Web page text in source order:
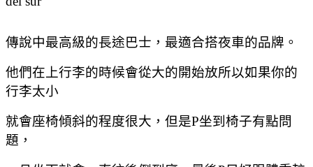
傳說中最高級的長途巴士，最適合搭夜車的品牌。
他們在上行李的時候會從大的開始放所以如果你的
行李太小
就會座椅傾斜的程度很大，但是P坐到椅子有點問
題，